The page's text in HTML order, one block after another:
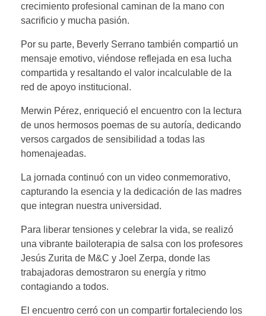
crecimiento profesional caminan de la mano con
sacrificio y mucha pasión.
Por su parte, Beverly Serrano también compartió un
mensaje emotivo, viéndose reflejada en esa lucha
compartida y resaltando el valor incalculable de la
red de apoyo institucional.
Merwin Pérez, enriqueció el encuentro con la lectura
de unos hermosos poemas de su autoría, dedicando
versos cargados de sensibilidad a todas las
homenajeadas. ​
La jornada continuó con un video conmemorativo,
capturando la esencia y la dedicación de las madres
que integran nuestra universidad.
Para liberar tensiones y celebrar la vida, se realizó
una vibrante bailoterapia de salsa con los profesores
Jesús Zurita de M&C y Joel Zerpa, donde las
trabajadoras demostraron su energía y ritmo
contagiando a todos.
El encuentro cerró con un compartir fortaleciendo los